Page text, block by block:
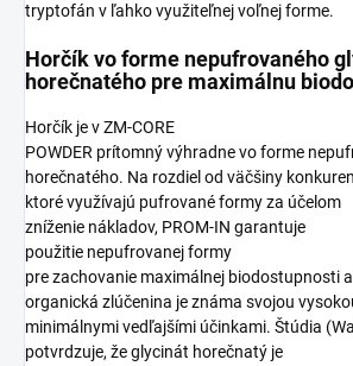
tryptofán v ľahko využiteľnej voľnej forme.
Horčík vo forme nepufrovaného
horečnatého pre maximálnu
Horčík je v ZM-CORE
POWDER prítomný výhradne vo forme
horečnatého. Na rozdiel od väčšiny
ktoré využívajú pufrované formy za účelom
zníženie nákladov, PROM-IN garantuje
použitie nepufrovanej formy
pre zachovanie maximálnej biodostupnosti
organická zlúčenina je známa svojou
minimálnymi vedľajšími účinkami. Štúdia
potvrdzuje, že glycinát horečnatý je